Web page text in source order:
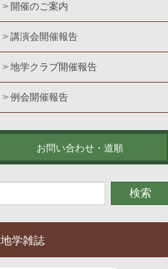
開催のご案内
講演会開催報告
地学クラブ開催報告
例会開催報告
お問い合わせ・道順
地学雑誌